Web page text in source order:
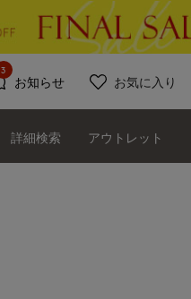
お知らせ
3
お気に入り
詳細検索 アウトレット